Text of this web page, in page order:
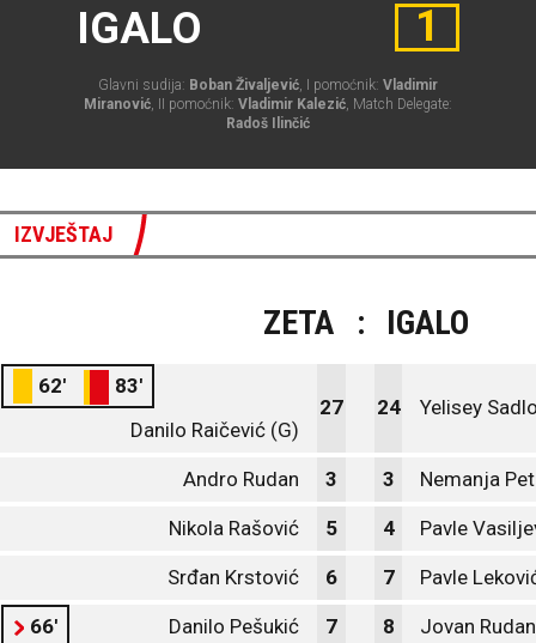
IGALO
1
Glavni sudija: Boban Živaljević, I pomoćnik: Vladimir
Miranović, II pomoćnik: Vladimir Kalezić, Match Delegate:
Radoš Ilinčić
IZVJEŠTAJ
ZETA : IGALO
62'
83'
Danilo Raičević (G)
27 24 Yelisey
Andro Rudan 3 3 Nemanja
Nikola Rašović 5 4 Pavle
Srđan Krstović 6 7 Pavle
66' Danilo Pešukić 7 8 Jovan Rudan